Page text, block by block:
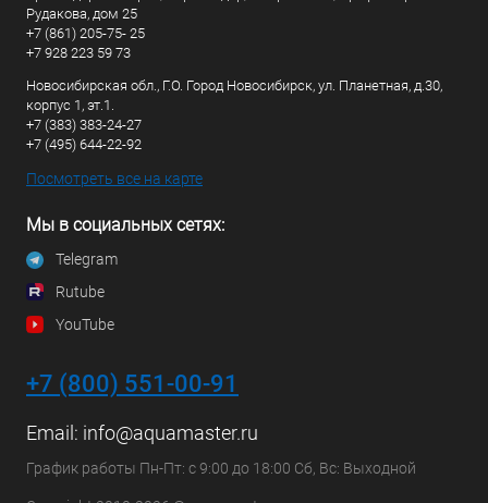
Рудакова, дом 25
+7 (861) 205-75- 25
+7 928 223 59 73
Новосибирская обл., Г.О. Город Новосибирск, ул. Планетная, д.30,
корпус 1, эт.1.
+7 (383) 383-24-27
+7 (495) 644-22-92
Посмотреть все на карте
Мы в социальных сетях:
Telegram
Rutube
YouTube
+7 (800) 551-00-91
Email: info@aquamaster.ru
График работы Пн-Пт: с 9:00 до 18:00 Сб, Вс: Выходной